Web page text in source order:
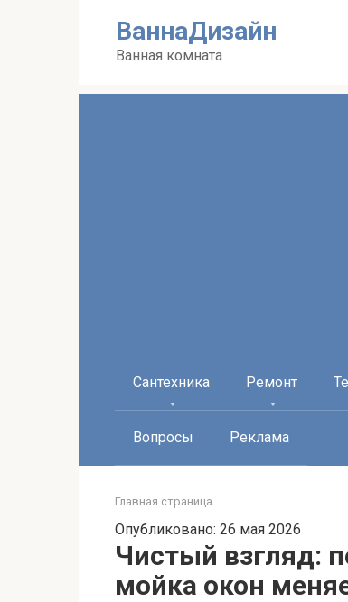
ВаннаДизайн
Ванная комната
Сантехника Ремонт
Вопросы Реклама
Главная страница
Опубликовано: 26 мая 2026
Чистый взгляд:
мойка окон